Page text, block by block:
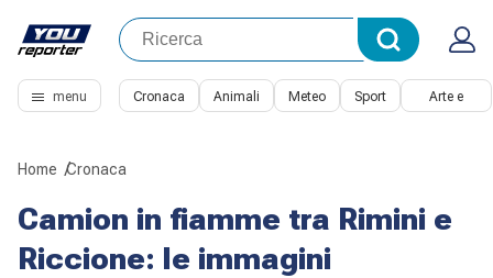
menu Cronaca Animali Meteo Sport Arte e
Home Cronaca
Camion in fiamme tra Rimini e
Riccione: le immagini